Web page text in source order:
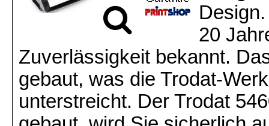
20
Zuverlässigkeit bekannt.
gebaut, was die Trodat-
unterstreicht. Der Trodat